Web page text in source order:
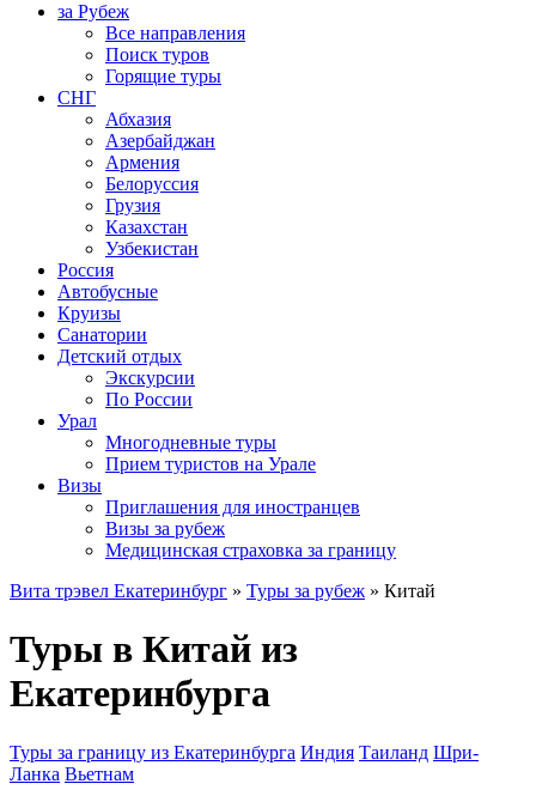
за Рубеж
Все направления
Поиск туров
Горящие туры
СНГ
Абхазия
Азербайджан
Армения
Белоруссия
Грузия
Казахстан
Узбекистан
Россия
Автобусные
Круизы
Санатории
Детский отдых
Экскурсии
По России
Урал
Многодневные туры
Прием туристов на Урале
Визы
Приглашения для иностранцев
Визы за рубеж
Медицинская страховка за границу
Вита трэвел Екатеринбург » Туры за рубеж » Китай
Туры в Китай из
Екатеринбурга
Туры за границу из Екатеринбурга Индия Таиланд Шри-
Ланка Вьетнам